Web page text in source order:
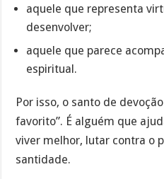
aquele que representa
desenvolver;
aquele que parece
espiritual.
Por isso, o santo de
favorito”. É alguém que
viver melhor, lutar contra o
santidade.